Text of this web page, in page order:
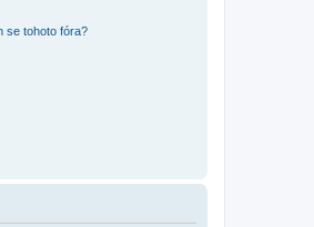
se tohoto fóra?